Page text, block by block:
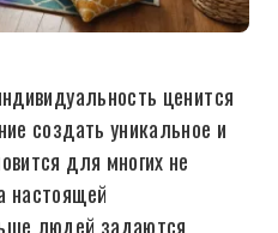
ценится
создать уникальное и
для многих не
настоящей
людей задаются